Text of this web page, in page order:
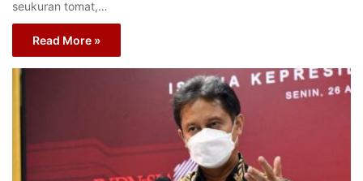
seukuran tomat,…
Read More »